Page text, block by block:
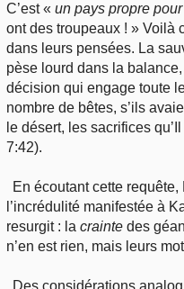
C’est « un pays propre
ont des troupeaux ! » Voilà
dans leurs pensées. La
pèse lourd dans la
décision qui engage toute
nombre de bêtes, s’ils
le désert, les sacrifices
7:42).
En écoutant cette
l’incrédulité manifestée à
resurgit : la crainte des
n’en est rien, mais leurs